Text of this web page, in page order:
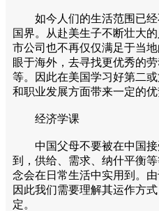
如今人们的生活范围已经
国界。从赴美生子不断壮大
市公司也不再仅仅满足于当
眼于海外，去寻找更优秀的
等。因此在美国学习好第二
和职业发展方面带来一定的优
经济学课
中国父母不要被在中国接
到，供给、需求、纳什平衡
念会在日常生活中实用到。
因此我们需要理解其运作方
定。